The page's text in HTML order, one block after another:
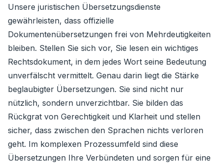
Unsere juristischen Übersetzungsdienste
gewährleisten, dass offizielle
Dokumentenübersetzungen frei von Mehrdeutigkeiten
bleiben. Stellen Sie sich vor, Sie lesen ein wichtiges
Rechtsdokument, in dem jedes Wort seine Bedeutung
unverfälscht vermittelt. Genau darin liegt die Stärke
beglaubigter Übersetzungen. Sie sind nicht nur
nützlich, sondern unverzichtbar. Sie bilden das
Rückgrat von Gerechtigkeit und Klarheit und stellen
sicher, dass zwischen den Sprachen nichts verloren
geht. Im komplexen Prozessumfeld sind diese
Übersetzungen Ihre Verbündeten und sorgen für eine